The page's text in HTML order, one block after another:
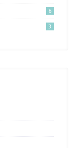
6
3